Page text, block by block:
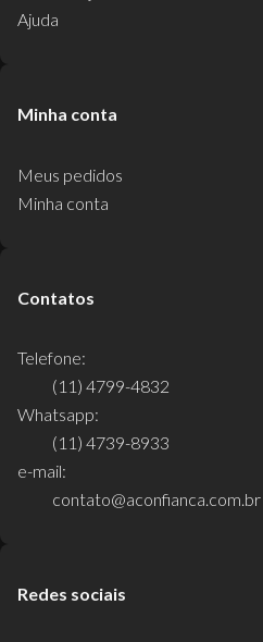
Ajuda
Minha conta
Meus pedidos
Minha conta
Contatos
Telefone:
(11) 4799-4832
Whatsapp:
(11) 4739-8933
e-mail:
contato@aconfianca.com.br
Redes sociais